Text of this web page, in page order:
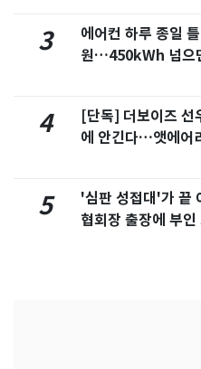
3
에어컨 하루 종일
원…450kWh 넘으
4
[단독] 더보이즈 선
에 안긴다…앳에어
5
'심판 성접대'가 끝
협회장 출장에 부